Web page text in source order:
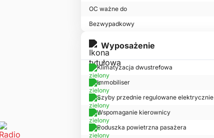
OC ważne do
Bezwypadkowy
Wyposażenie
Klimatyzacja dwustrefowa
Immobiliser
Szyby przednie regulowane elektrycznie
Wspomaganie kierownicy
Poduszka powietrzna pasażera